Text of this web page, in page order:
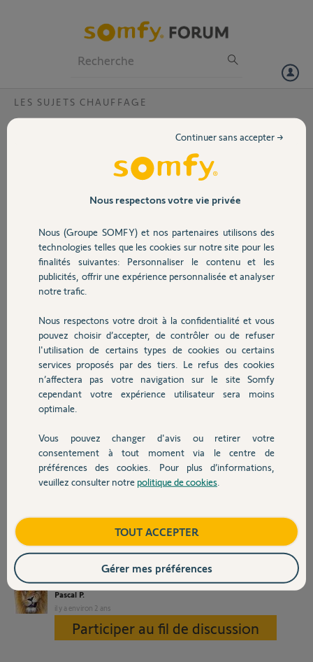
Volet
Sécurité
Domotique
Chauffage
Autres produits
Devis avec un pro
Contact
LES SUJETS CHAUFFAGE
Correspondance bornier thermostat
connectée filaire V2
Je possède un plancher
alimenté par une
chaudière à gaz Chappee
INITIA + HTE.
J'ai fait l'acquisition d'un
thermostat connecté
Thermostat chappee
avec inscriptions 1,2,3
est branché à 3 fils
provenant de la chaudière relié au bornier M2.
1 pour le jaune et vert, 2 pour le bleu et 3 pour le rouge.
À quoi correspondent ces inscriptions par rapport aux inscriptions
NO, COM, P et N du thermostat SOMFY.
Je vous remercie pour votre aide.
Bien cordialement !
Pascal P.
il y a environ 2 ans
Participer au fil de discussion
Nous respectons votre vie privée
Nous (Groupe SOMFY) et nos partenaires utilisons des
technologies telles que les cookies sur notre site pour les
finalités suivantes: Personnaliser le contenu et les
publicités, offrir une expérience personnalisée et analyser
notre trafic.
Nous respectons votre droit à la confidentialité et vous
pouvez choisir d’accepter, de contrôler ou de refuser
l'utilisation de certains types de cookies ou certains
services proposés par des tiers. Le refus des cookies
n’affectera pas votre navigation sur le site Somfy
cependant votre expérience utilisateur sera moins
optimale.
Vous pouvez changer d'avis ou retirer votre
consentement à tout moment via le centre de
préférences des cookies. Pour plus d’informations,
veuillez consulter notre politique de cookies
Continuer sans accepter →
TOUT ACCEPTER
Gérer mes préférences